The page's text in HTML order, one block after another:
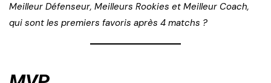
Meilleur Défenseur, Meilleurs Rookies et Meilleur Coach,
qui sont les premiers favoris après 4 matchs ?